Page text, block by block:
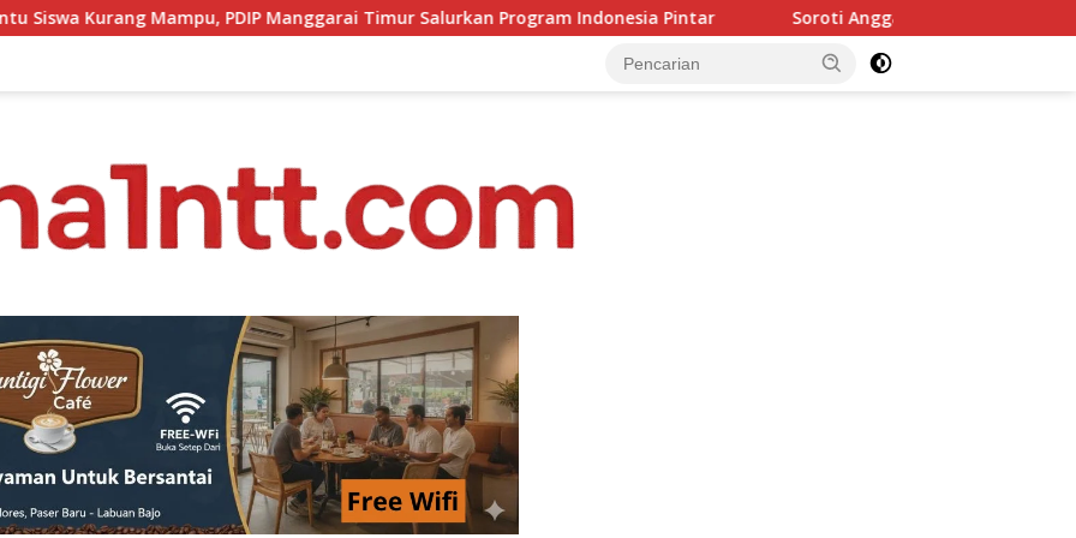
Manggarai Timur Salurkan Program Indonesia Pintar Soroti Anggaran Dasacita NTT, Junaidin Mahasan Minta